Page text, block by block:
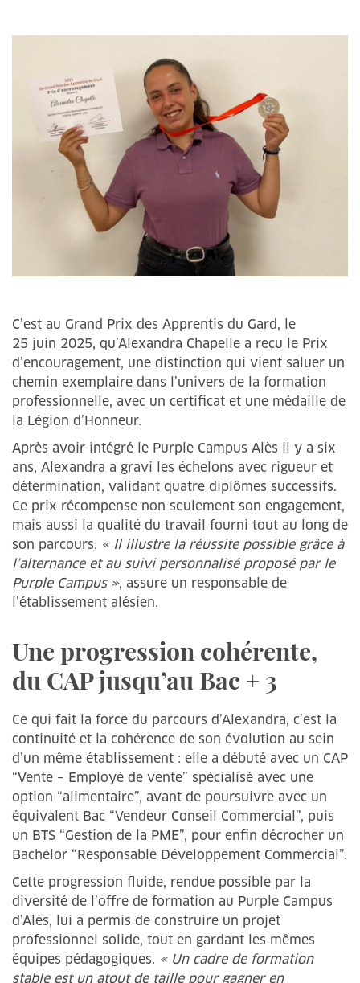
C’est au Grand Prix des Apprentis du Gard, le
25 juin 2025, qu’Alexandra Chapelle a reçu le Prix
d’encouragement, une distinction qui vient saluer un
chemin exemplaire dans l’univers de la formation
professionnelle, avec un certificat et une médaille de
la Légion d’Honneur.
Après avoir intégré le Purple Campus Alès il y a six
ans, Alexandra a gravi les échelons avec rigueur et
détermination, validant quatre diplômes successifs.
Ce prix récompense non seulement son engagement,
mais aussi la qualité du travail fourni tout au long de
son parcours. « Il illustre la réussite possible grâce à
l’alternance et au suivi personnalisé proposé par le
Purple Campus », assure un responsable de
l’établissement alésien.
Une progression cohérente,
du CAP jusqu’au Bac + 3
Ce qui fait la force du parcours d’Alexandra, c’est la
continuité et la cohérence de son évolution au sein
d’un même établissement : elle a débuté avec un CAP
“Vente – Employé de vente” spécialisé avec une
option “alimentaire”, avant de poursuivre avec un
équivalent Bac “Vendeur Conseil Commercial”, puis
un BTS “Gestion de la PME”, pour enfin décrocher un
Bachelor “Responsable Développement Commercial”.
Cette progression fluide, rendue possible par la
diversité de l’offre de formation au Purple Campus
d’Alès, lui a permis de construire un projet
professionnel solide, tout en gardant les mêmes
équipes pédagogiques. « Un cadre de formation
stable est un atout de taille pour gagner en